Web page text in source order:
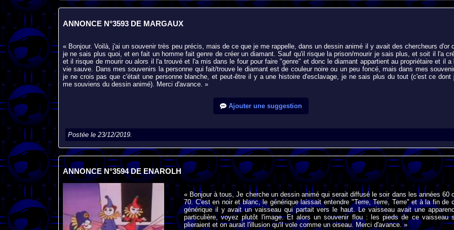
ANNONCE N°3593 DE MARGAUX
« Bonjour. Voilà, j'ai un souvenir très peu précis, mais de ce que je me rappelle, dans un dessin animé il y avait des chercheurs d'or
je ne sais plus quoi, et en fait un homme fait genre de créer un diamant. Sauf qu'il risque la prison/mourir je sais plus, et soit il l'a
et il risque de mourir ou alors il l'a trouvé et l'a mis dans le four pour faire "genre" et donc le diamant appartient au propriétaire et il a
vie sauve. Dans mes souvenirs la personne qui fait/trouve le diamant est de couleur noire ou un peu foncé, mais dans mes
je ne crois pas que c'était une personne blanche, et peut-être il y a une histoire d'esclavage, je ne sais plus du tout (c'est ce dont
me souviens du dessin animé). Merci d'avance. »
Ajouter une suggestion
Postée le 23/12/2019.
ANNONCE N°3594 DE ENAROLH
« Bonjour à tous, Je cherche un dessin animé qui serait diffusé le soir dans les années 60
70. C'est en noir et blanc, le générique laissait entendre "Terre, Terre, Terre" et à la fin de
générique il y avait un vaisseau qui partait vers le haut. Le vaisseau avait une
particulière, voyez plutôt l'image. Et alors un souvenir flou : les pieds de ce vaisseau
plieraient et on aurait l'illusion qu'il vole comme un oiseau. Merci d'avance. »